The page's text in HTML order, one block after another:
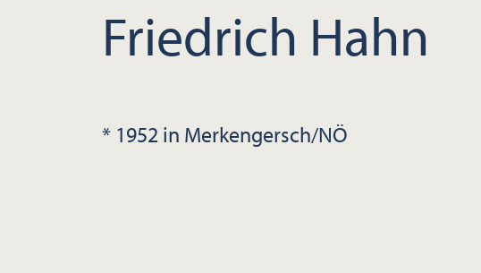
Friedrich Hahn
* 1952 in Merkengersch/NÖ